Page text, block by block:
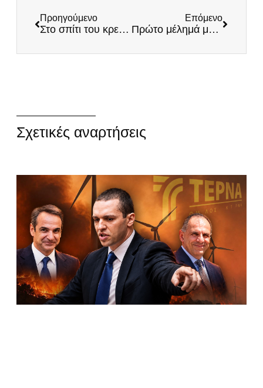
Προηγούμενο
Στο σπίτι του κρεμασμένου (ΝΔ), δεν μιλάς για σχοινί (εθνομηδενισμό)!
Επόμενο
Πρώτο μέλημά μας, ο Έλληνας πολίτης
Σχετικές αναρτήσεις